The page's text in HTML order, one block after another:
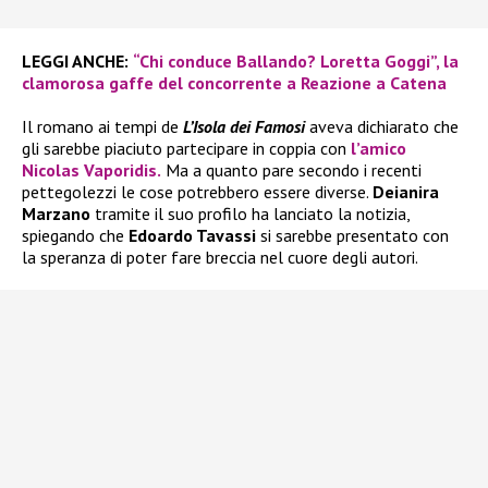
LEGGI ANCHE: “Chi conduce Ballando? Loretta Goggi”, la
clamorosa gaffe del concorrente a Reazione a Catena
Il romano ai tempi de L’Isola dei Famosiaveva dichiarato che
gli sarebbe piaciuto partecipare in coppia con l’amico
Nicolas Vaporidis. Ma a quanto pare secondo i recenti
pettegolezzi le cose potrebbero essere diverse. Deianira
Marzano tramite il suo profilo ha lanciato la notizia,
spiegando che Edoardo Tavassi si sarebbe presentato con
la speranza di poter fare breccia nel cuore degli autori.